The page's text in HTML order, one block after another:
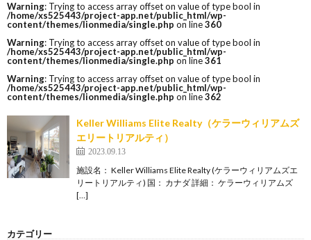
Warning: Trying to access array offset on value of type bool in
/home/xs525443/project-app.net/public_html/wp-
content/themes/lionmedia/single.php on line360
Warning: Trying to access array offset on value of type bool in
/home/xs525443/project-app.net/public_html/wp-
content/themes/lionmedia/single.php on line361
Warning: Trying to access array offset on value of type bool in
/home/xs525443/project-app.net/public_html/wp-
content/themes/lionmedia/single.php on line362
Keller Williams Elite Realty（ケラーウィリアムズ
エリートリアルティ）
2023.09.13
施設名： Keller Williams Elite Realty (ケラーウィリアムズエ
リートリアルティ) 国： カナダ 詳細： ケラーウィリアムズ
[…]
カテゴリー